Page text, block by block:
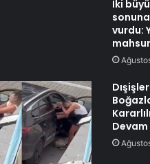
İki
vurdu:
Devam